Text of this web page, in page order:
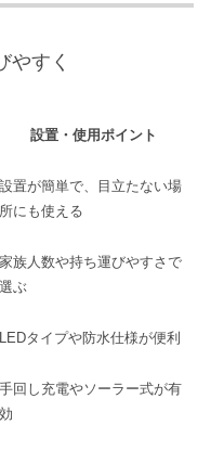
やすく
設置・使用ポイント
設置が簡単で、目立たない場
所にも使える
家族人数や持ち運びやすさで
選ぶ
LEDタイプや防水仕様が便利
手回し充電やソーラー式が有
効